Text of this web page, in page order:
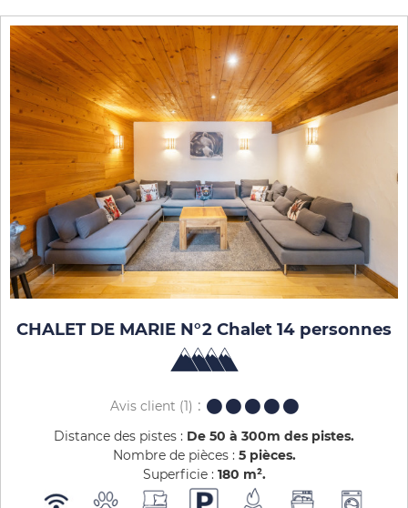
CHALET DE MARIE N°2 Chalet 14 personnes
Avis client (1)
Distance des pistes : De 50 à 300m des pistes
Nombre de pièces : 5 pièces
Superficie : 180 m²